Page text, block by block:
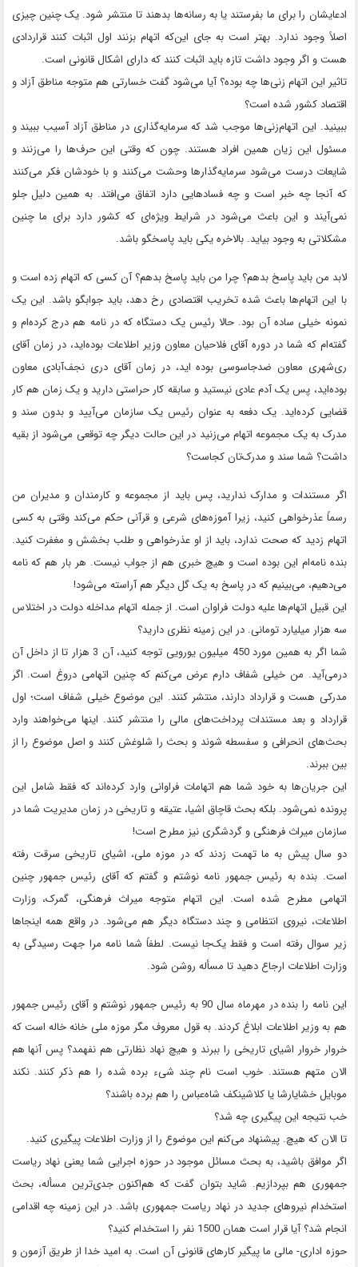
ادعایشان را برای ما بفرستند یا به رسانه‌ها بدهند تا منتشر شود. یک چنین چیزی
اصلاً وجود ندارد. بهتر است به جای این‌که اتهام بزنند اول اثبات کنند قراردادی
هست و اگر وجود داشت تازه باید اثبات کنند که دارای اشکال قانونی است.
تاثیر این اتهام زنی‌ها چه بوده؟ آیا می‌شود گفت خسارتی هم متوجه مناطق آزاد و
اقتصاد کشور شده است؟
ببینید. این اتهام‌زنی‌ها موجب شد که سرمایه‌گذاری در مناطق آزاد آسیب ببیند و
مسئول این زیان همین افراد هستند. چون که وقتی این حرف‌ها را می‌زنند و
شایعات درست می‌شود سرمایه‌گذارها وحشت می‌کنند و با خودشان فکر می‌کنند
که آنجا چه خبر است و چه فسادهایی دارد اتفاق می‌افتد. به همین دلیل جلو
نمی‌آیند و این باعث می‌شود در شرایط ویژه‌ای که کشور دارد برای ما چنین
مشکلاتی به وجود بیاید. بالاخره یکی باید پاسخگو باشد.
لابد من باید پاسخ بدهم؟ چرا من باید پاسخ بدهم؟ آن کسی که اتهام زده است و
با این اتهام‌‌ها باعث شده تخریب اقتصادی رخ دهد، باید جوابگو باشد. این یک
نمونه خیلی ساده آن بود. حالا رئیس یک دستگاه که در نامه هم درج کرده‌ام و
گفته‌ام که شما در دوره آقای فلاحیان معاون وزیر اطلاعات بوده‌اید، در زمان آقای
ری‌شهری معاون ضدجاسوسی بوده‌ اید، در زمان آقای دری نجف‌آبادی معاون
بوده‌اید، پس یک آدم عادی نیستید و سابقه کار حراستی دارید و یک زمان هم کار
قضایی کرده‌اید. یک دفعه به عنوان رئیس یک سازمان می‌آیید و بدون سند و
مدرک به یک مجموعه اتهام می‌زنید در این حالت دیگر چه توقعی می‌شود از بقیه
داشت؟ شما سند و مدرک‌تان کجاست؟
اگر مستندات و مدارک ندارید، پس باید از مجموعه و کارمندان و مدیران من
رسماً عذرخواهی کنید، زیرا آموزه‌های شرعی و قرآنی حکم می‌کند وقتی به کسی
اتهام زدید که صحت ندارد، باید از او عذرخواهی و طلب بخشش و مغفرت کنید.
بنده نامه‌ام این بوده است و هیچ خبری هم از جواب نیست. هر بار هم که نامه
می‌دهیم، می‌بینیم که در پاسخ به یک گل دیگر هم آراسته می‌شود!
این قبیل اتهام‌ها علیه دولت فراوان است. از جمله اتهام مداخله دولت در اختلاس
سه هزار میلیارد تومانی. در این زمینه نظری دارید؟
شما اگر به همین مورد 450 میلیون یورویی توجه کنید، آن 3 هزار تا از داخل آن
درمی‌آید. من خیلی شفاف دارم عرض می‌کنم که چنین اتهامی دروغ است. اگر
مدرکی هست و قرارداد دارند، منتشر کنند. این موضوع خیلی شفاف است؛ اول
قرارداد و بعد مستندات پرداخت‌های مالی را منتشر کنند. اینها می‌خواهند وارد
بحث‌های انحرافی و سفسطه شوند و بحث را شلوغش کنند و اصل موضوع را از
بین ببرند.
این جریان‌ها به خود شما هم اتهامات فراوانی وارد کرده‌اند که فقط شامل این
پرونده نمی‌شود. بلکه بحث قاچاق اشیا، عتیقه و تاریخی در زمان مدیریت شما در
سازمان میراث فرهنگی و گردشگری نیز مطرح است!
دو سال پیش به ما تهمت زدند که در موزه ملی، اشیای تاریخی سرقت رفته
است. بنده به رئیس جمهور نامه نوشتم و گفتم که آقای رئیس جمهور چنین
اتهامی مطرح شده است. این اتهام متوجه میراث فرهنگی، گمرک، وزارت
اطلاعات، نیروی انتظامی و چند دستگاه دیگر هم می‌شود. در واقع همه اینجاها
زیر سوال رفته است و فقط یک‌جا نیست. لطفاً شما نامه مرا جهت رسیدگی به
وزارت اطلاعات ارجاع دهید تا مسأله روشن شود.
این نامه را بنده در مهرماه سال 90 به رئیس جمهور نوشتم و آقای رئیس جمهور
هم به وزیر اطلاعات ابلاغ کردند. به قول معروف مگر موزه ملی خانه خاله است که
خروار خروار اشیای تاریخی را ببرند و هیچ نهاد نظارتی هم نفهمد؟ پس آنها هم
الان متهم هستند. خوب است نام چند شیء برده شده را هم ذکر کنند. نکند
موبایل خشایارشا یا کلاشینکف شاه‌عباس را هم برده باشند؟
خب نتیجه این پیگیری چه شد؟
تا الان که هیچ. پیشنهاد می‌کنم این موضوع را از وزارت اطلاعات پیگیری کنید.
اگر موافق باشید، به بحث مسائل موجود در حوزه اجرایی شما یعنی نهاد ریاست
جمهوری هم بپردازیم. شاید بتوان گفت که هم‌اکنون جدی‌ترین مسأله، بحث
استخدام نیروهای جدید در نهاد ریاست جمهوری باشد. در این زمینه چه اقدامی
انجام شد؟ آیا قرار است همان 1500 نفر را استخدام کنید؟
حوزه اداری- مالی ما پیگیر کارهای قانونی آن است. به امید خدا از طریق آزمون و